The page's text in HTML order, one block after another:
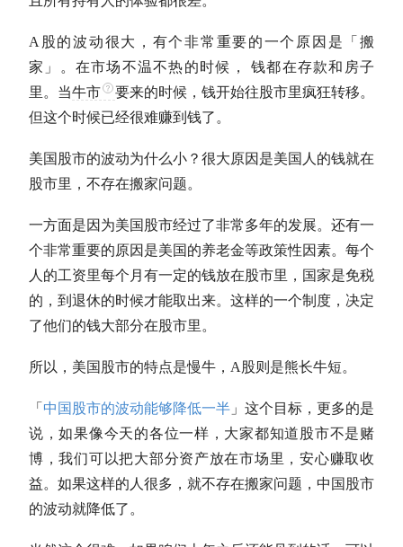
A股的波动很大，有个非常重要的一个原因是「搬
家」。在市场不温不热的时候， 钱都在存款和房子
里。当牛市
要来的时候，钱开始往股市里疯狂转移。
但这个时候已经很难赚到钱了。
美国股市的波动为什么小？很大原因是美国人的钱就在
股市里，不存在搬家问题。
一方面是因为美国股市经过了非常多年的发展。还有一
个非常重要的原因是美国的养老金等政策性因素。每个
人的工资里每个月有一定的钱放在股市里，国家是免税
的，到退休的时候才能取出来。这样的一个制度，决定
了他们的钱大部分在股市里。
所以，美国股市的特点是慢牛， A股则是熊长牛短。
「 中国股市的波动能够降低一半 」这个目标，更多的是
说，如果像今天的各位一样，大家都知道股市不是赌
博，我们可以把大部分资产放在市场里，安心赚取收
益。如果这样的人很多，就不存在搬家问题，中国股市
的波动就降低了。